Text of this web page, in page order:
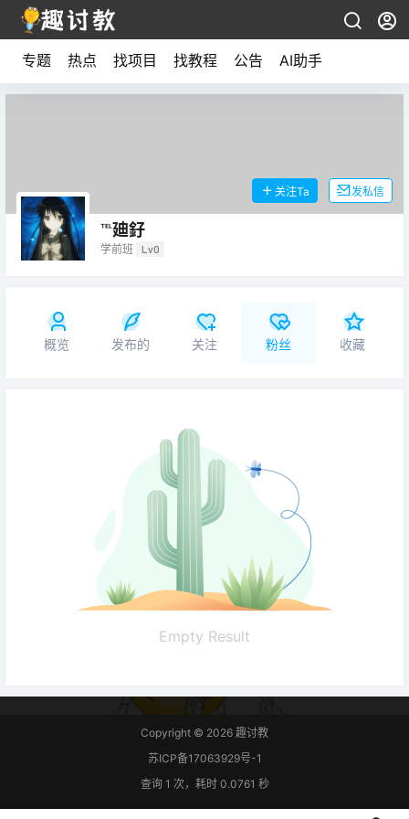
专题 热点 找项目 找教程 公告 AI助手
℡廸釨
学前班 Lv0
关注Ta 发私信
概览 发布的 关注 粉丝 收藏
Empty Result
Copyright © 2026 趣讨教
苏ICP备17063929号-1
查询 1 次，耗时 0.0761 秒